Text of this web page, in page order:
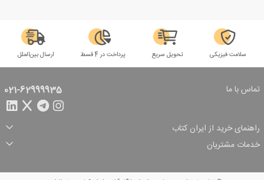
سلامت فیزیکی تحویل سریع پرداخت در 4 قسط ارسال بین‌الملل
تماس با ما 021-62999935
راهنمای خرید از ایران کتاب
ثبت سفارش
شرایط ارسال سفارش
شیوه پرداخت
تخفیف‌های خرید
خدمات مشتریان